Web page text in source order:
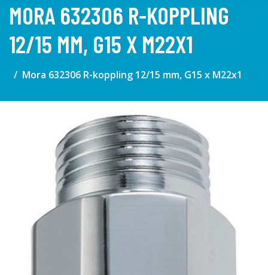
MORA 632306 R-KOPPLING
12/15 MM, G15 X M22X1
Mora 632306 R-koppling 12/15 mm, G15 x M22x1